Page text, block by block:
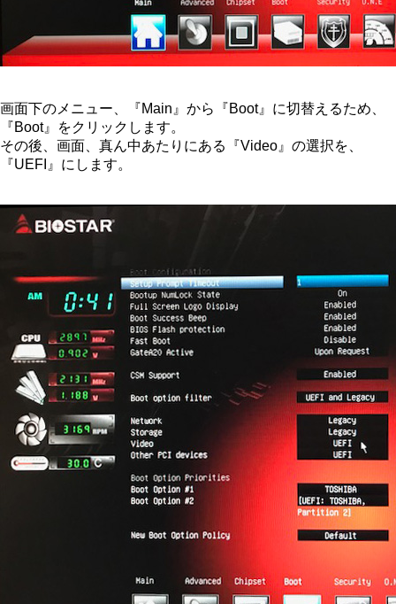
画面下のメニュー、『Main』から『Boot』に切替えるため、
『Boot』をクリックします。
その後、画面、真ん中あたりにある『Video』の選択を、
『UEFI』にします。